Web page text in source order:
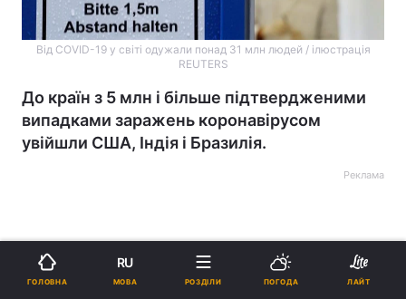
Від COVID-19 у світі одужали понад 31 млн людей / ілюстрація
REUTERS
До країн з 5 млн і більше підтвердженими
випадками заражень коронавірусом
увійшли США, Індія і Бразилія.
Реклама
ГОЛОВНА
RU
МОВА РОЗДІЛИ ПОГОДА ЛАЙТ